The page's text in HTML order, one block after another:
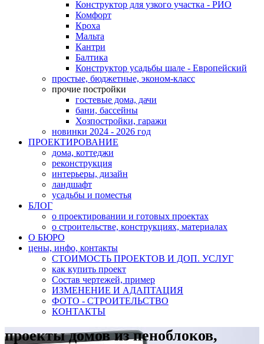
Конструктор для узкого участка - РИО
Комфорт
Кроха
Мальта
Кантри
Балтика
Конструктор усадьбы шале - Европейский
простые, бюджетные, эконом-класс
прочие постройки
гостевые дома, дачи
бани, бассейны
Хозпостройки, гаражи
новинки 2024 - 2026 год
ПРОЕКТИРОВАНИЕ
дома, коттеджи
реконструкция
интерьеры, дизайн
ландшафт
усадьбы и поместья
БЛОГ
о проектировании и готовых проектах
о строительстве, конструкциях, материалах
О БЮРО
цены, инфо, контакты
СТОИМОСТЬ ПРОЕКТОВ И ДОП. УСЛУГ
как купить проект
Состав чертежей, пример
ИЗМЕНЕНИЕ И АДАПТАЦИЯ
ФОТО - СТРОИТЕЛЬСТВО
КОНТАКТЫ
проекты домов из пеноблоков,